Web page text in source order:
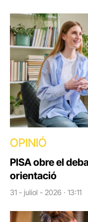
OPINIÓ
PISA obre el
orientació
31 - juliol - 2026 · 13:11